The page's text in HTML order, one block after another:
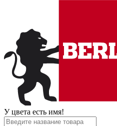
У цвета есть имя!